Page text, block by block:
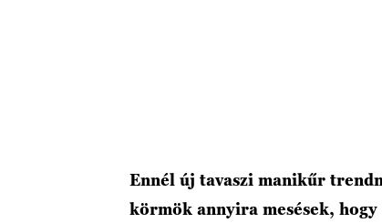
Ennél új tavaszi manikűr
körmök annyira mesések,